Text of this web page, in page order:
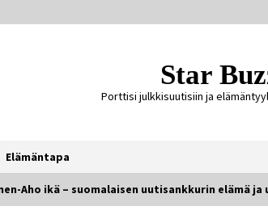
Star
Porttisi julkkisuutisiin ja
Elämäntapa
Aho ikä – suomalaisen uutisankkurin elämä ja